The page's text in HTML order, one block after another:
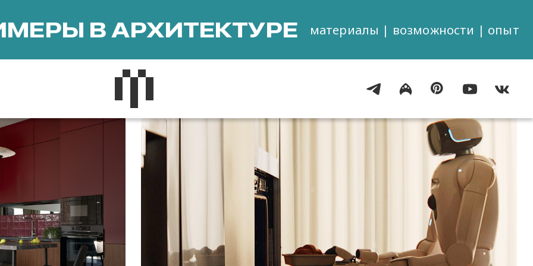
В АРХИТЕКТУРЕ материалы | возможности | опыт